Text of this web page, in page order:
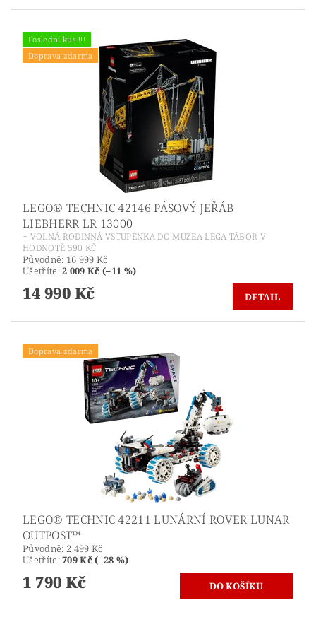
Poslední kus !!!
Doprava zdarma
LEGO® TECHNIC 42146 PÁSOVÝ JEŘÁB
LIEBHERR LR 13000
+ VOLNÁ RODINNÁ VSTUPENKA DO MUZEA LEGA TÁBOR V
HODNOTĚ 590 KČ
Původně: 16 999 Kč
Ušetříte:2 009 Kč (–11 %)
14 990 Kč DETAIL
Doprava zdarma
LEGO® TECHNIC 42211 LUNÁRNÍ ROVER LUNAR
OUTPOST™
Původně: 2 499 Kč
Ušetříte:709 Kč (–28 %)
1 790 Kč